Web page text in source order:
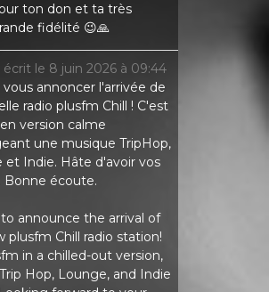
ton don et ta très
fidélité 😉🙏
écrit le 8 juin 2026 à 09:44
vous annoncer l'arrivée de
radio plusfm Chill ! C'est
version calme
une musique TripHop,
et Indie. Hâte d'avoir vos
Bonne écoute.
announce the arrival of
plusfm Chill radio station!
in a chilled-out version,
Hop, Lounge, and Indie